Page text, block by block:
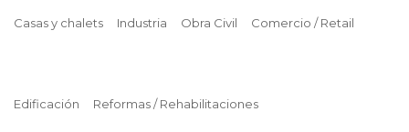
Casas y chalets Industria Obra Civil Comercio / Retail
Edificación Reformas / Rehabilitaciones